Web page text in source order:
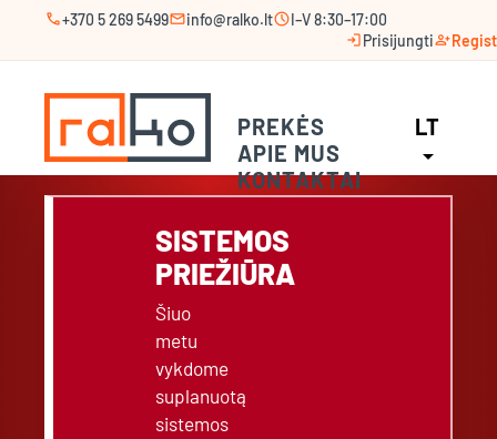
call+370 5 269 5499mailinfo@ralko.ltscheduleI–V 8:30–17:00
loginPrisijungtiperson_add
PREKĖS
APIE MUS
KONTAKTAI
LT
arrow_drop_down
SISTEMOS
PRIEŽIŪRA
Šiuo
metu
vykdome
suplanuotą
sistemos